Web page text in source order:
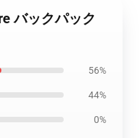
バックパック
56%
44%
0%